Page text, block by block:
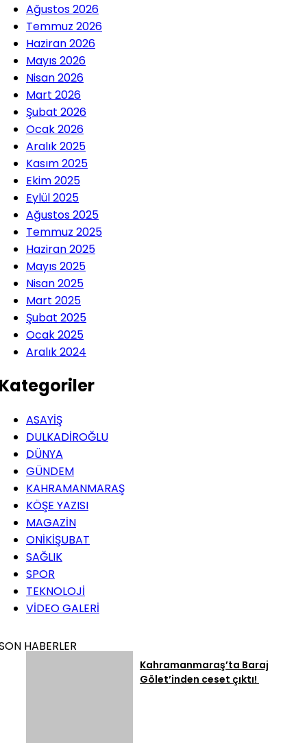
Ağustos 2026
Temmuz 2026
Haziran 2026
Mayıs 2026
Nisan 2026
Mart 2026
Şubat 2026
Ocak 2026
Aralık 2025
Kasım 2025
Ekim 2025
Eylül 2025
Ağustos 2025
Temmuz 2025
Haziran 2025
Mayıs 2025
Nisan 2025
Mart 2025
Şubat 2025
Ocak 2025
Aralık 2024
ASAYİŞ
DULKADİROĞLU
DÜNYA
GÜNDEM
KAHRAMANMARAŞ
KÖŞE YAZISI
MAGAZİN
ONİKİŞUBAT
SAĞLIK
SPOR
TEKNOLOJİ
VİDEO GALERİ
HABERLER
Kahramanmaraş’ta Baraj
Gölet’inden ceset çıktı!